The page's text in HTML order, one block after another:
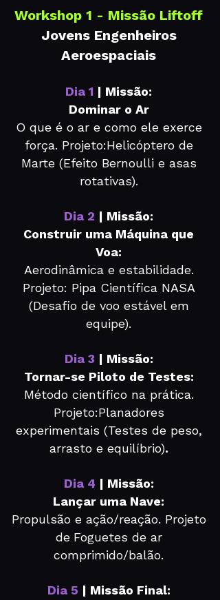
Workshop 1 - Missão Liftoff
Jovens Engenheiros
Aeroespaciais
Dia 1 | Missão:
Dominar o Ar
O que é o ar e como ele exerce
força. Projeto:Helicóptero de
Marte (Efeito Bernoulli e asas
rotativas).
Dia 2 | Missão:
Construir uma Máquina que
Voa:
Aerodinâmica e estabilidade.
Projeto: Pipa Científica NASA
(Desafio de voo estável em
equipe).
Dia 3 | Missão:
Tornar-se Piloto de Testes:
Método científico na prática.
Projeto:Planadores
experimentais (Testes de peso,
arrasto e equilíbrio).
Dia 4 | Missão:
Lançar uma Nave:
Propulsão e ação/reação. Projeto
de Foguetes de ar
comprimido/balão.
Dia 5 | Missão Final: